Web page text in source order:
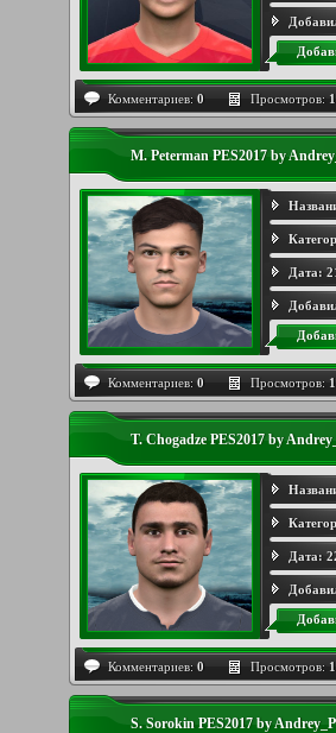
Комментариев: 0 Просмотров:
M. Peterman PES2017 by
Дата:
Комментариев: 0 Просмотров:
T. Chogadze PES2017 by
Дата:
Комментариев: 0 Просмотров:
S. Sorokin PES2017 by